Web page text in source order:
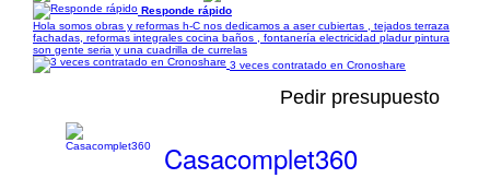
Responde rápido
Hola somos obras y reformas h-C nos dedicamos a aser cubiertas , tejados terraza
fachadas, reformas integrales cocina baños , fontanería electricidad pladur pintura
son gente seria y una cuadrilla de currelas
3 veces contratado en Cronoshare
Pedir presupuesto
Casacomplet360